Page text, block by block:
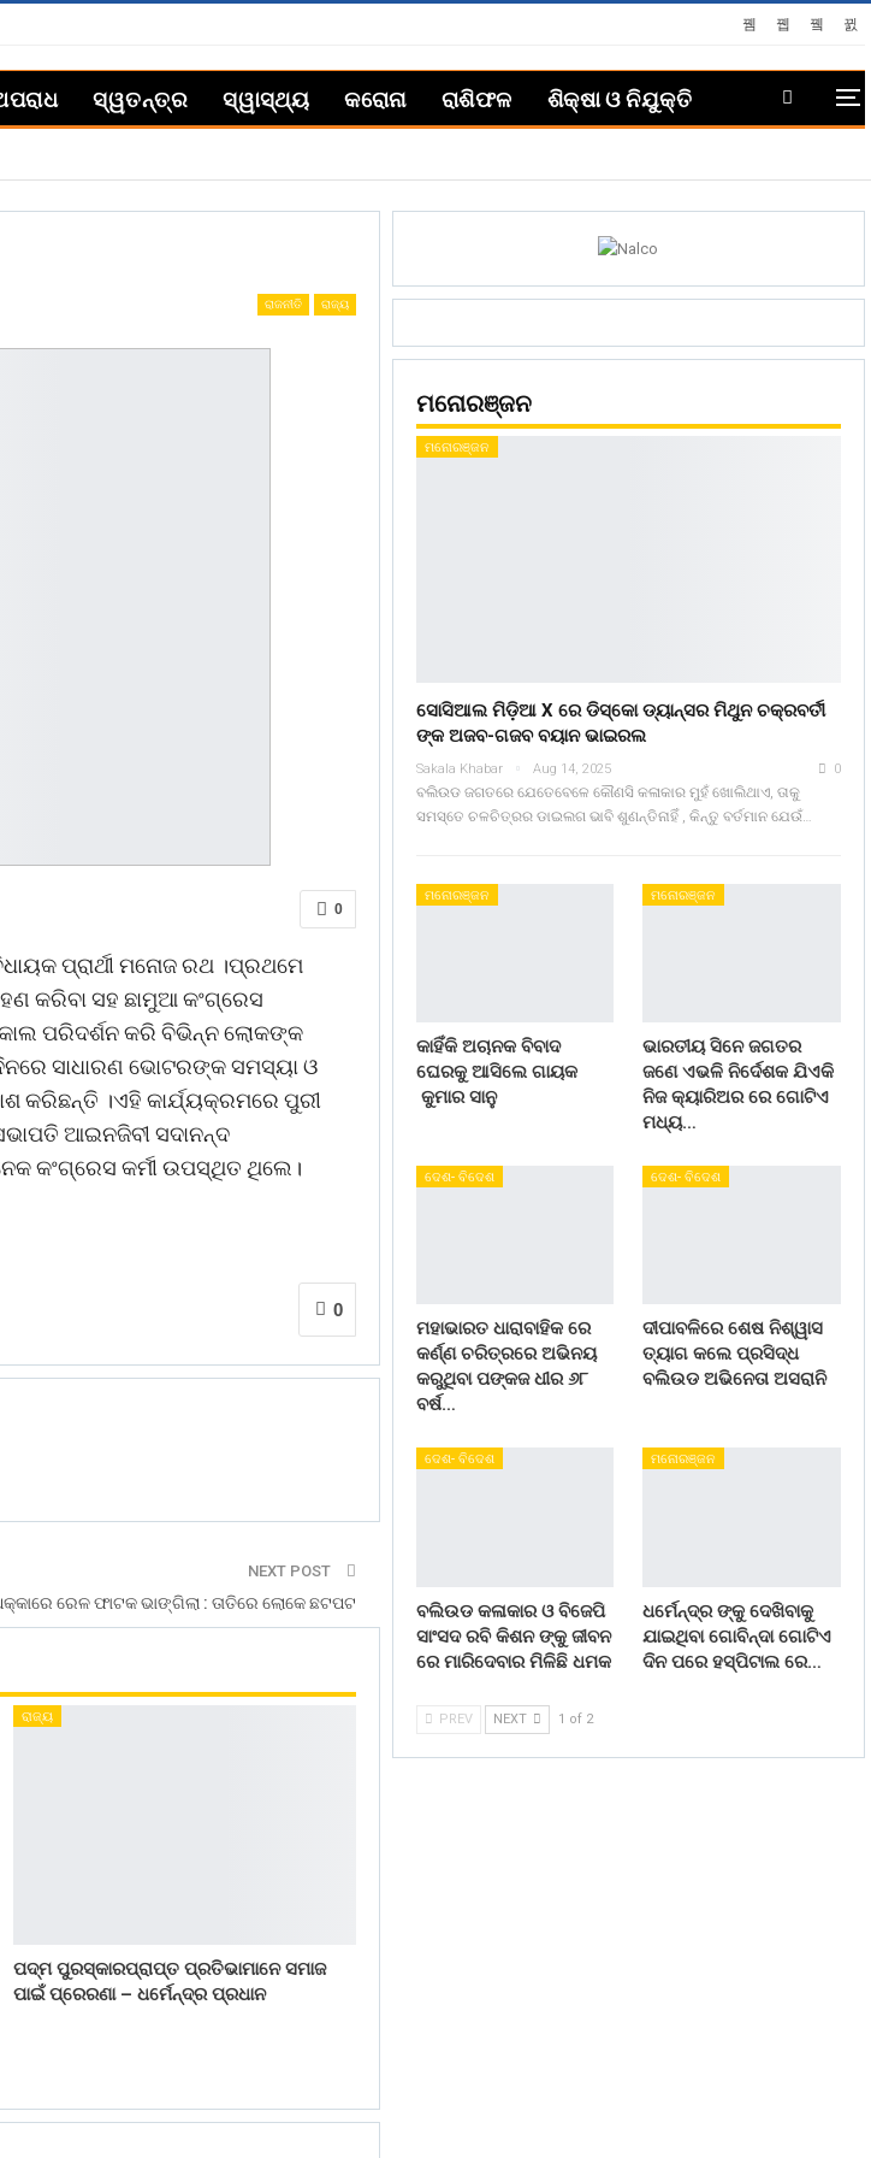
ସ୍ୱତନ୍ତ୍ର ସ୍ୱାସ୍ଥ୍ୟ କରୋନା ରାଶିଫଳ ଶିକ୍ଷା ଓ ନିଯୁକ୍ତି
ରାଜନୀତି ରାଜ୍ୟ
0
ପ୍ରାର୍ଥୀ ମନୋଜ ରଥ ।ପ୍ରଥମେ
କରିବା ସହ ଛାମୁଆ କଂଗ୍ରେସ
ପରିଦର୍ଶନ କରି ବିଭିନ୍ନ ଲୋକଙ୍କ
ସାଧାରଣ ଭୋଟରଙ୍କ ସମସ୍ୟା ଓ
କରିଛନ୍ତି ।ଏହି କାର୍ଯ୍ୟକ୍ରମରେ ପୁରୀ
ଆଇନଜିବୀ ସଦାନନ୍ଦ
କଂଗ୍ରେସ କର୍ମୀ ଉପସ୍ଥିତ ଥିଲେ।
0
NEXT POST
ରେଳ ଫାଟକ ଭାଙ୍ଗିଲା : ତାତିରେ ଲୋକେ ଛଟପଟ
ରାଜ୍ୟ
ପଦ୍ମ ପୁରସ୍କାରପ୍ରାପ୍ତ ପ୍ରତିଭାମାନେ ସମାଜ
ପାଇଁ ପ୍ରେରଣା – ଧର୍ମେନ୍ଦ୍ର ପ୍ରଧାନ
ମନୋରଞ୍ଜନ
ମନୋରଞ୍ଜନ
ସୋସିଆଲ ମିଡ଼ିଆ X ରେ ଡିସ୍କୋ ଡ୍ୟାନ୍ସର ମିଥୁନ ଚକ୍ରବର୍ତୀ
ଙ୍କ ଅଜବ-ଗଜବ ବୟାନ ଭାଇରଲ
Sakala Khabar Aug 14, 2025 0
ବଲିଉଡ ଜଗତରେ ଯେତେବେଳେ କୌଣସି କଳାକାର ମୁହଁ ଖୋଲିଥାଏ, ତାକୁ
ସମସ୍ତେ ଚଳଚିତ୍ରର ଡାଇଲଗ ଭାବି ଶୁଣନ୍ତିନାହିଁ , କିନ୍ତୁ ବର୍ତମାନ ଯେଉଁ…
ମନୋରଞ୍ଜନ
କାହିଁକି ଅଚାନକ ବିବାଦ
ଘେରକୁ ଆସିଲେ ଗାୟକ
କୁମାର ସାନୁ
ମନୋରଞ୍ଜନ
ଭାରତୀୟ ସିନେ ଜଗତର
ଜଣେ ଏଭଳି ନିର୍ଦେଶକ ଯିଏକି
ନିଜ କ୍ୟାରିଅର ରେ ଗୋଟିଏ
ମଧ୍ୟ…
ଦେଶ- ବିଦେଶ
ମହାଭାରତ ଧାରାବାହିକ ରେ
କର୍ଣ୍ଣ ଚରିତ୍ରରେ ଅଭିନୟ
କରୁଥିବା ପଙ୍କଜ ଧୀର ୬୮
ବର୍ଷ…
ଦେଶ- ବିଦେଶ
ଦୀପାବଳିରେ ଶେଷ ନିଶ୍ୱାସ
ତ୍ୟାଗ କଲେ ପ୍ରସିଦ୍ଧ
ବଲିଉଡ ଅଭିନେତା ଅସରାନି
ଦେଶ- ବିଦେଶ
ବଲିଉଡ କଳାକାର ଓ ବିଜେପି
ସାଂସଦ ରବି କିଶନ ଙ୍କୁ ଜୀବନ
ରେ ମାରିଦେବାର ମିଳିଛି ଧମକ
ମନୋରଞ୍ଜନ
ଧର୍ମେନ୍ଦ୍ର ଙ୍କୁ ଦେଖିବାକୁ
ଯାଇଥିବା ଗୋବିନ୍ଦା ଗୋଟିଏ
ଦିନ ପରେ ହସ୍ପିଟାଲ ରେ…
PREV NEXT 1 of 2